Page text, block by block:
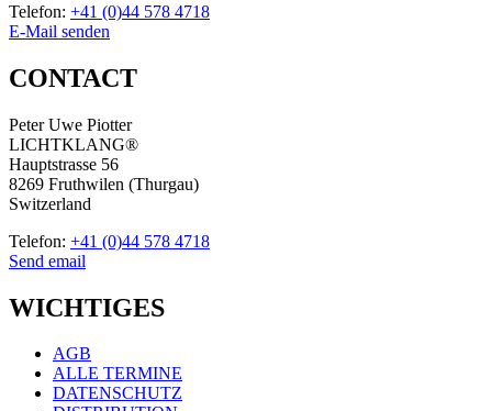
Telefon: +41 (0)44 578 4718
E-Mail senden
CONTACT
Peter Uwe Piotter
LICHTKLANG®
Hauptstrasse 56
8269 Fruthwilen (Thurgau)
Switzerland
Telefon: +41 (0)44 578 4718
Send email
WICHTIGES
AGB
ALLE TERMINE
DATENSCHUTZ